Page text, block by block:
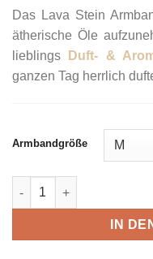
Das Lava Stein
ätherische Öle
lieblings
Duft- &
ganzen Tag herrlich
Armbandgröße
Armband Lava Elefant
IN